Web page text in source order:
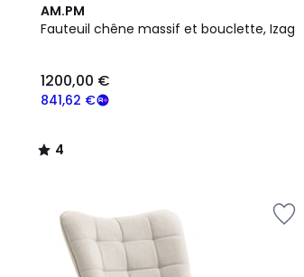
AM.PM
Fauteuil chêne massif et bouclette, Izag
841,62 €
1200,00 €
4
/
4
/